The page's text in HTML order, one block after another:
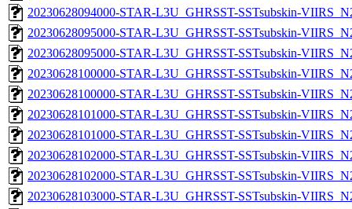
20230628094000-STAR-L3U_GHRSST-SSTsubskin-
20230628095000-STAR-L3U_GHRSST-SSTsubskin-
20230628095000-STAR-L3U_GHRSST-SSTsubskin-
20230628100000-STAR-L3U_GHRSST-SSTsubskin-
20230628100000-STAR-L3U_GHRSST-SSTsubskin-
20230628101000-STAR-L3U_GHRSST-SSTsubskin-
20230628101000-STAR-L3U_GHRSST-SSTsubskin-
20230628102000-STAR-L3U_GHRSST-SSTsubskin-
20230628102000-STAR-L3U_GHRSST-SSTsubskin-
20230628103000-STAR-L3U_GHRSST-SSTsubskin-